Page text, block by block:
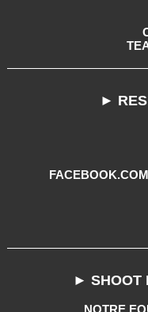
►
► SHOOT